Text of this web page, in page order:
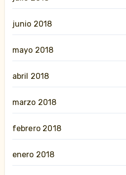
junio 2018
mayo 2018
abril 2018
marzo 2018
febrero 2018
enero 2018